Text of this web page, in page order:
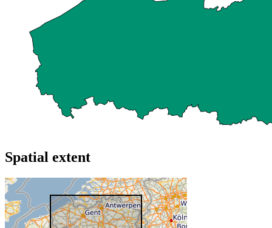
Spatial extent